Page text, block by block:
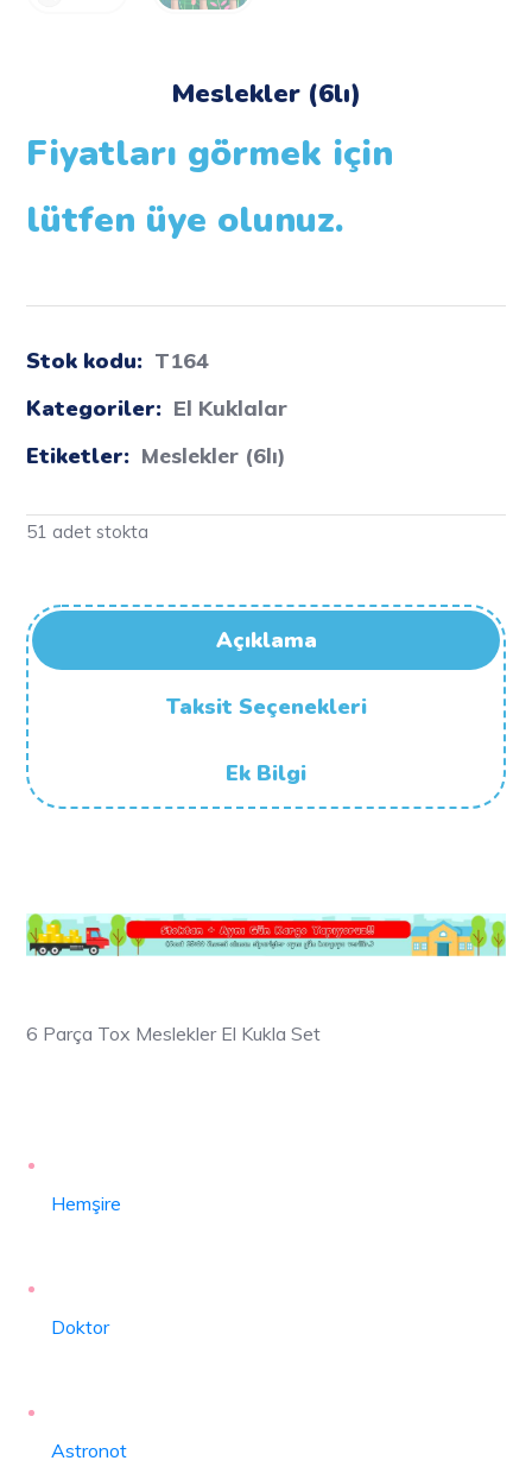
Meslekler (6lı)
Fiyatları görmek için
lütfen üye olunuz.
Stok kodu: T164
Kategoriler: El Kuklalar
Etiketler: Meslekler (6lı)
51 adet stokta
Açıklama
Taksit Seçenekleri
Ek Bilgi
6 Parça Tox Meslekler El Kukla Set
Hemşire
Doktor
Astronot